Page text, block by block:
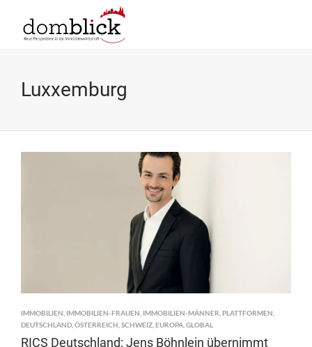
Luxxemburg
IMMOBILIEN IMMOBILIEN-FRAUEN IMMOBILIEN-MÄNNER PLATTFORMEN
DEUTSCHLAND ÖSTERREICH SCHWEIZ EUROPA GLOBAL
RICS Deutschland: Jens Böhnlein übernimmt